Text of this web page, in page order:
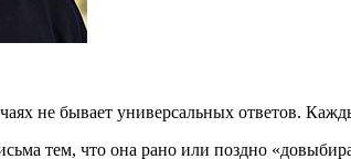
не бывает универсальных ответов.
тем, что она рано или поздно